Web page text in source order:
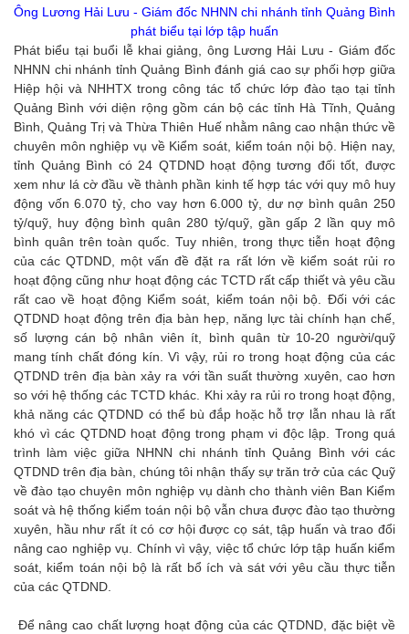
Ông Lương Hải Lưu - Giám đốc NHNN chi nhánh tỉnh Quảng Bình
phát biểu tại lớp tập huấn
Phát biểu tại buổi lễ khai giảng, ông Lương Hải Lưu - Giám đốc
NHNN chi nhánh tỉnh Quảng Bình đánh giá cao sự phối hợp giữa
Hiệp hội và NHHTX trong công tác tổ chức lớp đào tạo tại tỉnh
Quảng Bình với diện rộng gồm cán bộ các tỉnh Hà Tĩnh, Quảng
Bình, Quảng Trị và Thừa Thiên Huế nhằm nâng cao nhận thức về
chuyên môn nghiệp vụ về Kiểm soát, kiểm toán nội bộ. Hiện nay,
tỉnh Quảng Bình có 24 QTDND hoạt động tương đối tốt, được
xem như lá cờ đầu về thành phần kinh tế hợp tác với quy mô huy
động vốn 6.070 tỷ, cho vay hơn 6.000 tỷ, dư nợ bình quân 250
tỷ/quỹ, huy động bình quân 280 tỷ/quỹ, gần gấp 2 lần quy mô
bình quân trên toàn quốc. Tuy nhiên, trong thực tiễn hoạt động
của các QTDND, một vấn đề đặt ra rất lớn về kiểm soát rủi ro
hoạt động cũng như hoạt động các TCTD rất cấp thiết và yêu cầu
rất cao về hoạt động Kiểm soát, kiểm toán nội bộ. Đối với các
QTDND hoạt động trên địa bàn hẹp, năng lực tài chính hạn chế,
số lượng cán bộ nhân viên ít, bình quân từ 10-20 người/quỹ
mang tính chất đóng kín. Vì vậy, rủi ro trong hoạt động của các
QTDND trên địa bàn xảy ra với tần suất thường xuyên, cao hơn
so với hệ thống các TCTD khác. Khi xảy ra rủi ro trong hoạt động,
khả năng các QTDND có thể bù đắp hoặc hỗ trợ lẫn nhau là rất
khó vì các QTDND hoạt động trong phạm vi độc lập. Trong quá
trình làm việc giữa NHNN chi nhánh tỉnh Quảng Bình với các
QTDND trên địa bàn, chúng tôi nhận thấy sự trăn trở của các Quỹ
về đào tạo chuyên môn nghiệp vụ dành cho thành viên Ban Kiểm
soát và hệ thống kiểm toán nội bộ vẫn chưa được đào tạo thường
xuyên, hầu như rất ít có cơ hội được cọ sát, tập huấn và trao đổi
nâng cao nghiệp vụ. Chính vì vậy, việc tổ chức lớp tập huấn kiểm
soát, kiểm toán nội bộ là rất bổ ích và sát với yêu cầu thực tiễn
của các QTDND.
Để nâng cao chất lượng hoạt động của các QTDND, đặc biệt về